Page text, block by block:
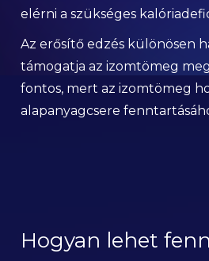
elérni a szükséges
Az erősítő edzés különösen
támogatja az izomtömeg
fontos, mert az izomtömeg
alapanyagcsere
Hogyan lehet